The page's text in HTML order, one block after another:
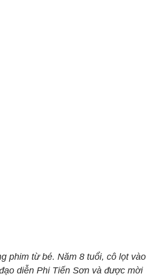
phim từ bé. Năm 8 tuổi, cô lọt vào
diễn Phi Tiến Sơn và được mời